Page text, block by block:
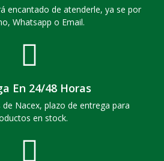
encantado de atenderle, ya se por
Whatsapp o Email.
En 24/48 Horas
Nacex, plazo de entrega para
en stock.